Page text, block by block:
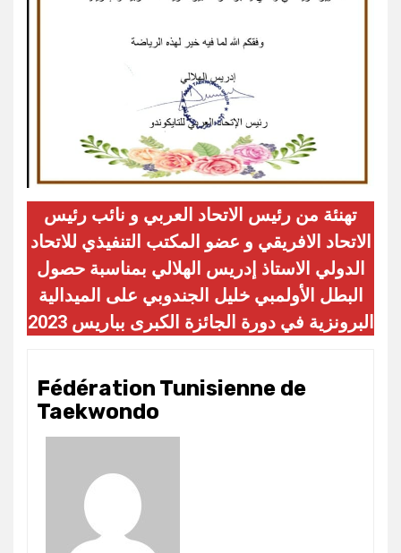
تهنئة من رئيس الاتحاد العربي و نائب رئيس
الاتحاد الافريقي و عضو المكتب التنفيذي للاتحاد
الدولي الاستاذ إدريس الهلالي بمناسبة حصول
البطل الأولمبي خليل الجندوبي على الميدالية
البرونزية في دورة الجائزة الكبرى بباريس 2023
Fédération Tunisienne de
Taekwondo